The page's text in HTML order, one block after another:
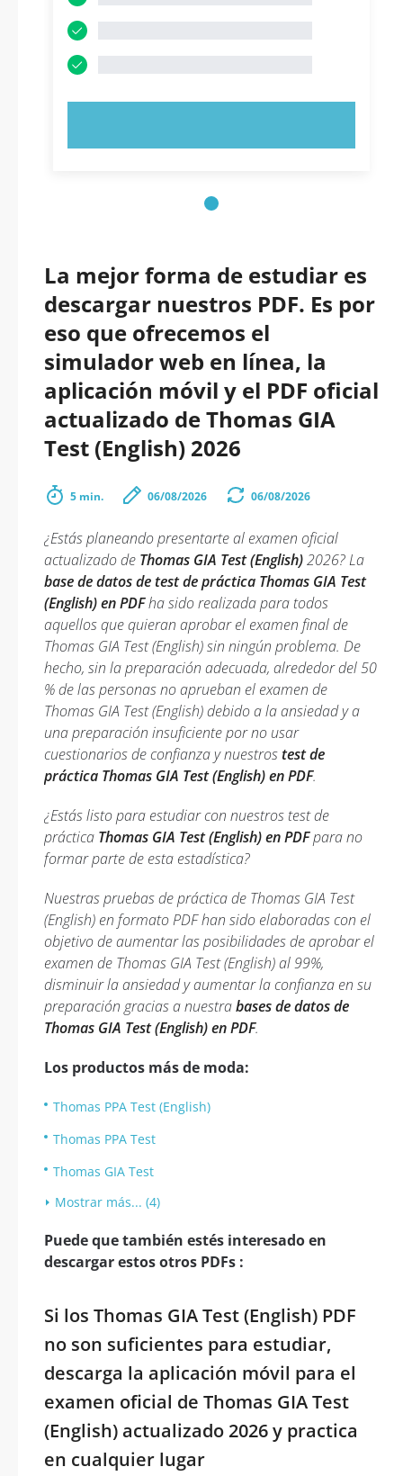
La mejor forma de estudiar es
descargar nuestros PDF. Es por
eso que ofrecemos el
simulador web en línea, la
aplicación móvil y el PDF oficial
actualizado de Thomas GIA
Test (English) 2026
5 min. 06/08/2026 06/08/2026
¿Estás planeando presentarte al examen oficial
actualizado de Thomas GIA Test (English)2026? La
base de datos de test de práctica Thomas GIA Test
(English) en PDFha sido realizada para todos
aquellos que quieran aprobar el examen final de
Thomas GIA Test (English) sin ningún problema. De
hecho, sin la preparación adecuada, alrededor del 50
% de las personas no aprueban el examen de
Thomas GIA Test (English) debido a la ansiedad y a
una preparación insuficiente por no usar
cuestionarios de confianza y nuestros test de
práctica Thomas GIA Test (English) en PDF.
¿Estás listo para estudiar con nuestros test de
práctica Thomas GIA Test (English) en PDFpara no
formar parte de esta estadística?
Nuestras pruebas de práctica de Thomas GIA Test
(English) en formato PDF han sido elaboradas con el
objetivo de aumentar las posibilidades de aprobar el
examen de Thomas GIA Test (English) al 99%,
disminuir la ansiedad y aumentar la confianza en su
preparación gracias a nuestrabases de datos de
Thomas GIA Test (English) en PDF.
Los productos más de moda:
Thomas PPA Test (English)
Thomas PPA Test
Thomas GIA Test
Mostrar más... (4)
Puede que también estés interesado en
descargar estos otros PDFs :
Si los Thomas GIA Test (English) PDF
no son suficientes para estudiar,
descarga la aplicación móvil para el
examen oficial de Thomas GIA Test
(English) actualizado 2026 y practica
en cualquier lugar